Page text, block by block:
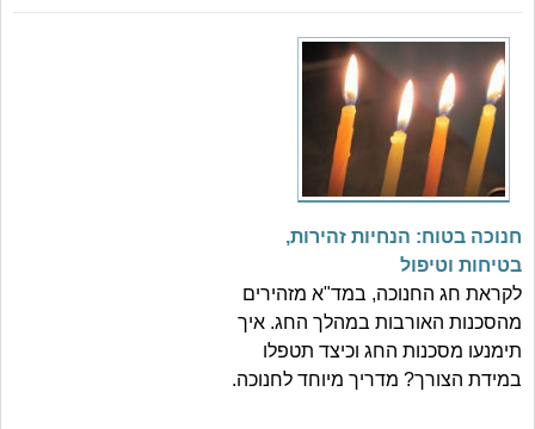
חנוכה בטוח: הנחיות זהירות,
בטיחות וטיפול
לקראת חג החנוכה, במד"א מזהירים
מהסכנות האורבות במהלך החג. איך
תימנעו מסכנות החג וכיצד תטפלו
במידת הצורך? מדריך מיוחד לחנוכה.